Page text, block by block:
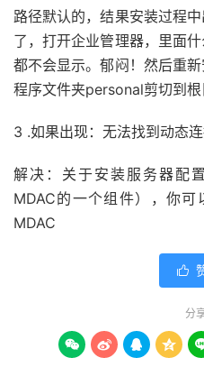
路径默认的，结果安装过程
了，打开企业管理器，里面
都不会显示。郁闷！然后重
程序文件夹personal剪切到根
3 .如果出现：无法找到动态
解决：关于安装服务器配
MDAC的一个组件），你
MDAC

分
   